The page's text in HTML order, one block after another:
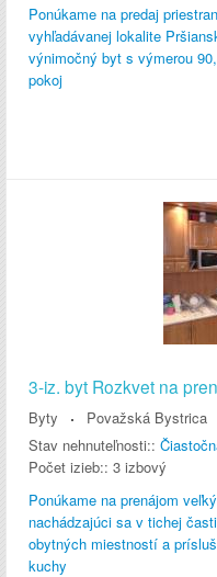
Ponúkame na predaj
vyhľadávanej lokalite
výnimočný byt s výmerou
pokoj
3-iz. byt Rozkvet na
Byty
Považská Bystrica
Stav nehnuteľnosti::
Počet izieb:: 3 izbový
Ponúkame na prenájom
nachádzajúci sa v tichej
obytných miestností a
kuchy